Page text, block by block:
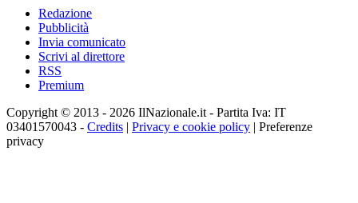
Redazione
Pubblicità
Invia comunicato
Scrivi al direttore
RSS
Premium
Copyright © 2013 - 2026 IlNazionale.it - Partita Iva: IT
03401570043 - Credits | Privacy e cookie policy | Preferenze
privacy